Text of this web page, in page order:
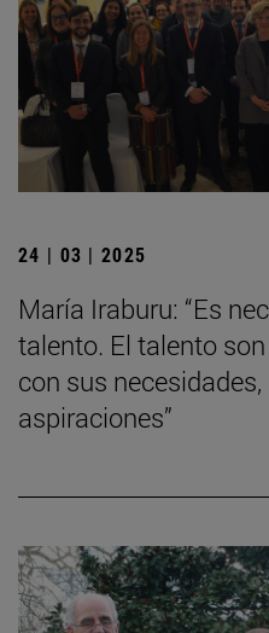
24 | 03 | 2025
María Iraburu: “Es
talento. El talento
con sus
aspiraciones”